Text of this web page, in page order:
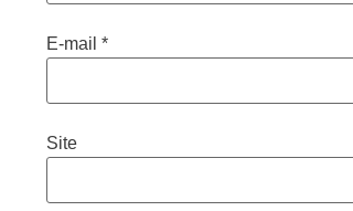
E-mail *
Site